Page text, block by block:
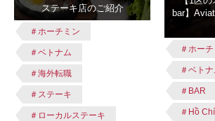
ステーキ店のご紹介
＃ホーチミン
＃ベトナム
＃海外転職
＃ステーキ
＃ローカルステーキ
bar】
＃ホー
＃ベトナ
＃BAR
＃Hồ